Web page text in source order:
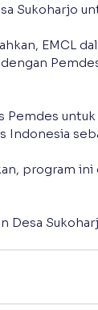
Sukoharjo
EMCL
Pemdes
Indonesia
program